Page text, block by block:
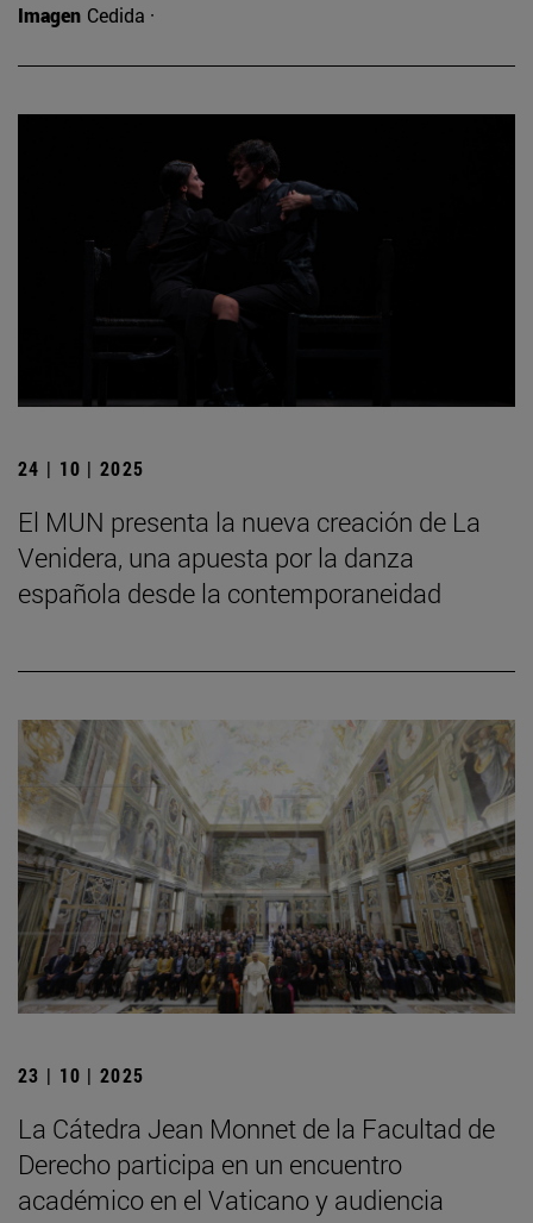
Imagen Cedida ·
24 | 10 | 2025
El MUN presenta la nueva creación de La
Venidera, una apuesta por la danza
española desde la contemporaneidad
23 | 10 | 2025
La Cátedra Jean Monnet de la Facultad de
Derecho participa en un encuentro
académico en el Vaticano y audiencia